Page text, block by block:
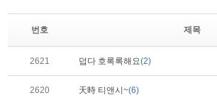
번호 제목
2621 덥다 호록록해요(2)
2620 天時 티앤시~(6)